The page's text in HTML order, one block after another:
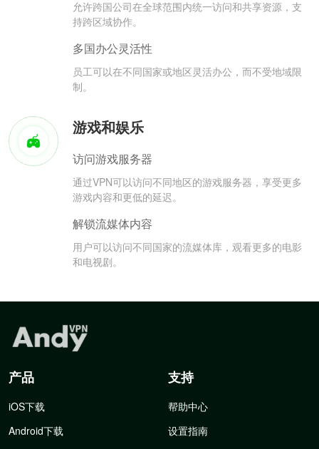
允许跨国公司在全球范围内统一访问和共享资源，支
持跨区域协作。
多国办公灵活性
员工可以在不同国家或地区灵活办公，而不受地域限
制。
游戏和娱乐
访问游戏服务器
通过VPN可以访问不同地区的游戏服务器，享受更多
游戏内容和更低的延迟。
解锁流媒体内容
用户可以访问不同国家的流媒体库，观看更多的电影
和电视剧。
产品
iOS下载
Android下载
支持
帮助中心
设置指南